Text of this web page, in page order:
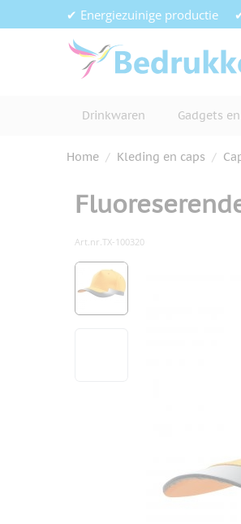
Ga naar de inhoud✔ Energiezuinige productie
Drinkwaren Gadgets
Home / Kleding en caps /
Art.nr.TX-100320
View larger image